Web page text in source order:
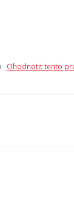
Ohodnotit tento